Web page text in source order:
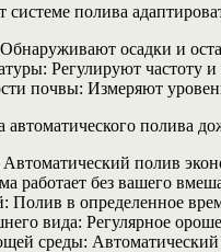
полива
осадки и
Регулируют частоту
почвы: Измеряют
полива
полив
работает без вашего
Полив в определенное
вида: Регулярное
среды: Автоматический